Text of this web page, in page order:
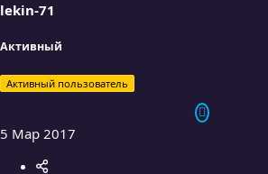
lekin-71
Активный
Активный пользователь
5 Мар 2017